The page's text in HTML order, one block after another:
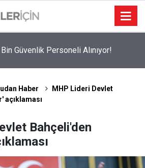
Alanın Oldu?
Haber
MHP Lideri Devlet
açıklaması
Bahçeli'den